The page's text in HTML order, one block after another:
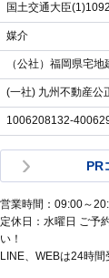
国土交通大臣
媒介
（公社）福岡県宅
(一社) 九州不動産公
1006208132-
PR
営業時間：09:00～
定休日：水曜日 ご予
い！
LINE、WEBは24時間